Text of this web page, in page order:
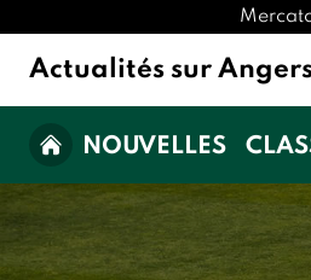
Actualités sur Angers
NOUVELLES